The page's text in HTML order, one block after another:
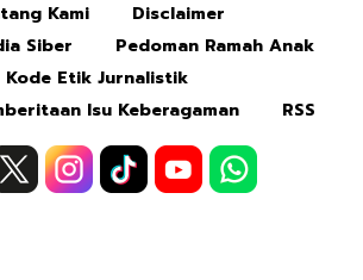
Kami
Disclaimer
Siber
Pedoman Ramah Anak
Kode Etik Jurnalistik
Isu Keberagaman
RSS